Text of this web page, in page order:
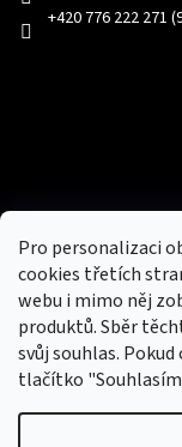
Pro personalizaci
cookies třetích
webu i mimo něj
produktů. Sběr
svůj souhlas.
tlačítko
+420 776 222 271
Nový obchod s